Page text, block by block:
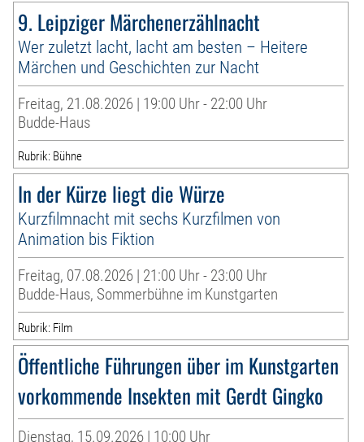
9. Leipziger Märchenerzählnacht
Wer zuletzt lacht, lacht am besten – Heitere
Märchen und Geschichten zur Nacht
Freitag, 21.08.2026 | 19:00 Uhr - 22:00 Uhr
Budde-Haus
Rubrik: Bühne
In der Kürze liegt die Würze
Kurzfilmnacht mit sechs Kurzfilmen von
Animation bis Fiktion
Freitag, 07.08.2026 | 21:00 Uhr - 23:00 Uhr
Budde-Haus, Sommerbühne im Kunstgarten
Rubrik: Film
Öffentliche Führungen über im Kunstgarten
vorkommende Insekten mit Gerdt Gingko
Dienstag, 15.09.2026 | 10:00 Uhr